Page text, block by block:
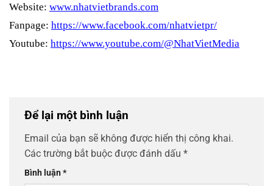
Website: www.nhatvietbrands.com
Fanpage: https://www.facebook.com/nhatvietpr/
Youtube: https://www.youtube.com/@NhatVietMedia
Để lại một bình luận
Email của bạn sẽ không được hiển thị công khai.
Các trường bắt buộc được đánh dấu *
Bình luận*